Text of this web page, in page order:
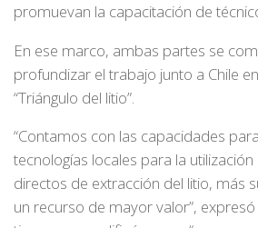
promuevan la capacitación de
En ese marco, ambas partes se
profundizar el trabajo junto a Chile
“Triángulo del litio”.
“Contamos con las capacidades
tecnologías locales para la
directos de extracción del litio, más
un recurso de mayor valor”,